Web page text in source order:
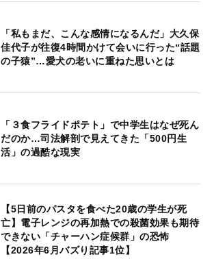
「私もまだ、こんな感情になるんだ」大久保
佳代子が往復4時間かけて会いに行った“話題
の子猿”…愛犬の老いに重ねた思いとは
「３食フライドポテト」で中学生はなぜ死ん
だのか…司法解剖で見えてきた「500円生
活」の過酷な現実
【5日前のパスタを食べた20歳の学生が死
亡】電子レンジの再加熱での殺菌効果も期待
できない「チャーハン症候群」の恐怖
【2026年6月バズり記事1位】